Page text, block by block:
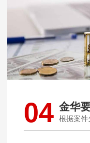
04 金华
根据案件